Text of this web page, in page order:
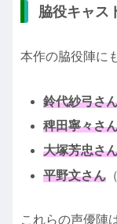
脇役キャス
本作の脇役陣に
鈴代紗弓さ
稗田寧々さ
大塚芳忠さ
平野文さん
これらの声優陣